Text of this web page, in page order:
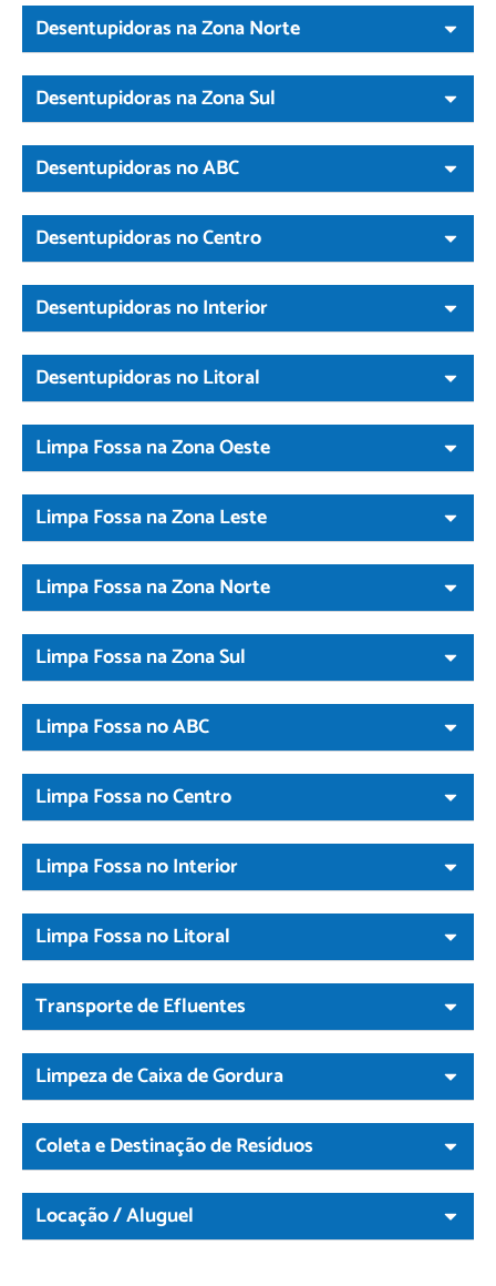
Desentupidoras na Zona Norte
Desentupidoras na Zona Sul
Desentupidoras no ABC
Desentupidoras no Centro
Desentupidoras no Interior
Desentupidoras no Litoral
Limpa Fossa na Zona Oeste
Limpa Fossa na Zona Leste
Limpa Fossa na Zona Norte
Limpa Fossa na Zona Sul
Limpa Fossa no ABC
Limpa Fossa no Centro
Limpa Fossa no Interior
Limpa Fossa no Litoral
Transporte de Efluentes
Limpeza de Caixa de Gordura
Coleta e Destinação de Resíduos
Locação / Aluguel